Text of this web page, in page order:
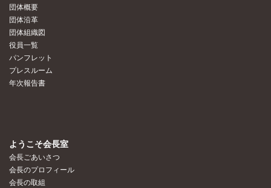
団体概要
団体沿革
団体組織図
役員一覧
パンフレット
プレスルーム
年次報告書
ようこそ会長室
会長ごあいさつ
会長のプロフィール
会長の取組